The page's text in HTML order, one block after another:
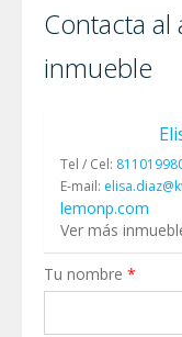
Contacta
inmueble
Tel / Cel:
E-mail:
lemonp.com
Ver más
Tu nombre *